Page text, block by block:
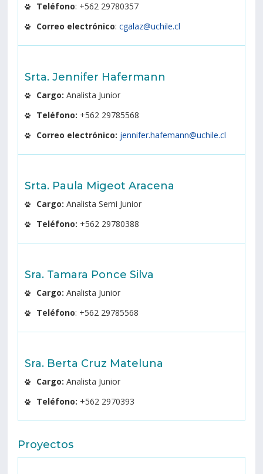
Teléfono: +562 29780357
Correo electrónico: cgalaz@uchile.cl
Srta. Jennifer Hafermann
Cargo: Analista Junior
Teléfono: +562 29785568
Correo electrónico: jennifer.hafemann@uchile.cl
Srta. Paula Migeot Aracena
Cargo: Analista Semi Junior
Teléfono: +562 29780388
Sra. Tamara Ponce Silva
Cargo: Analista Junior
Teléfono: +562 29785568
Sra. Berta Cruz Mateluna
Cargo: Analista Junior
Teléfono: +562 2970393
Proyectos